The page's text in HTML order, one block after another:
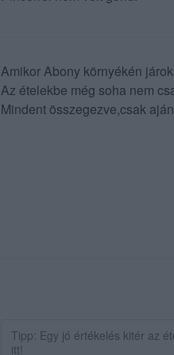
Amikor Abony környékén
Az ételekbe még soha nem
Mindent összegezve,csak